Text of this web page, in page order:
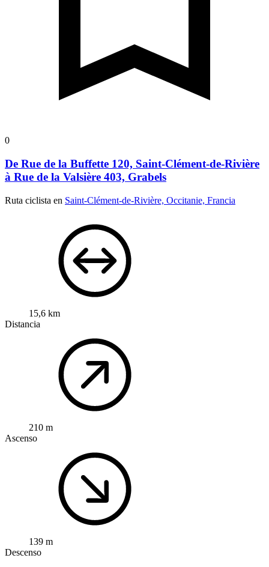
0
De Rue de la Buffette 120, Saint-Clément-de-Rivière
à Rue de la Valsière 403, Grabels
Ruta ciclista en Saint-Clément-de-Rivière, Occitanie, Francia
15,6 km
Distancia
210 m
Ascenso
139 m
Descenso